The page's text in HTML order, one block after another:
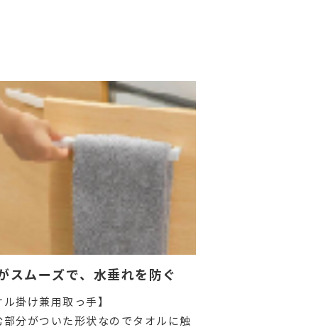
スムーズで、水垂れを防ぐ
ル掛け兼用取っ手】
部分がついた形状なのでタオルに触